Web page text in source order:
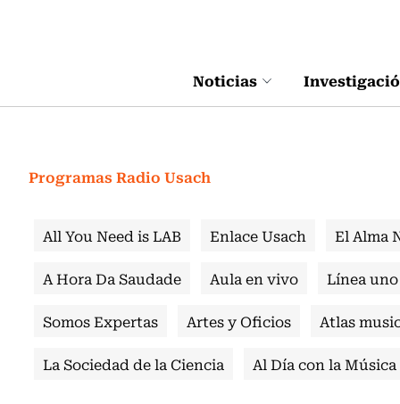
Noticias
Programas Radio Usach
All You Need is LAB Enlace Usach El Alma
A Hora Da Saudade
Aula en vivo Línea uno
Somos Expertas
Artes y Oficios Atlas
La Sociedad de la Ciencia
Al Día con la Música